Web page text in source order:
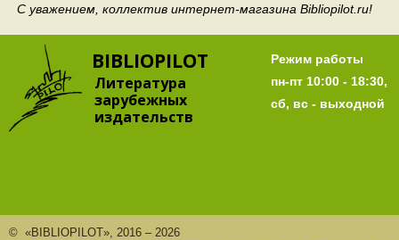
С уважением, коллектив интернет-магазина Bibliopilot.ru!
BIBLIOPILOT
Литература
зарубежных
издательств
Режим работы
пн-пт 10:00 - 18:30,
сб, вс - выходной
© «BIBLIOPILOT», 2016 – 2026